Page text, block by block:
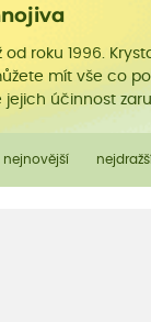
od roku 1996.
mít vše co
jejich účinnost
nejnovější